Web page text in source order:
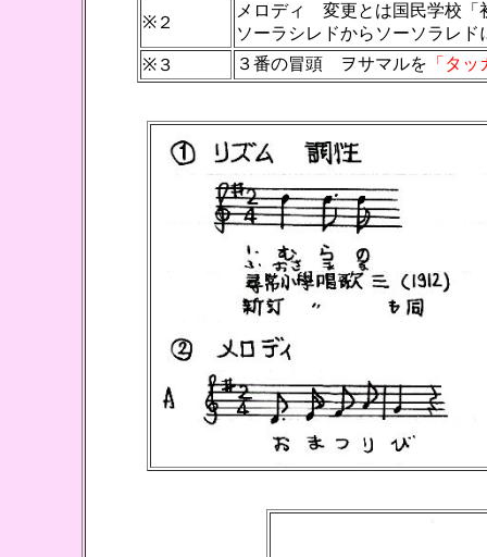
※２
メロディ 変更とは国民学校「
ソーラシレドからソーソラレド
※３
３番の冒頭 ヲサマルを 「タ